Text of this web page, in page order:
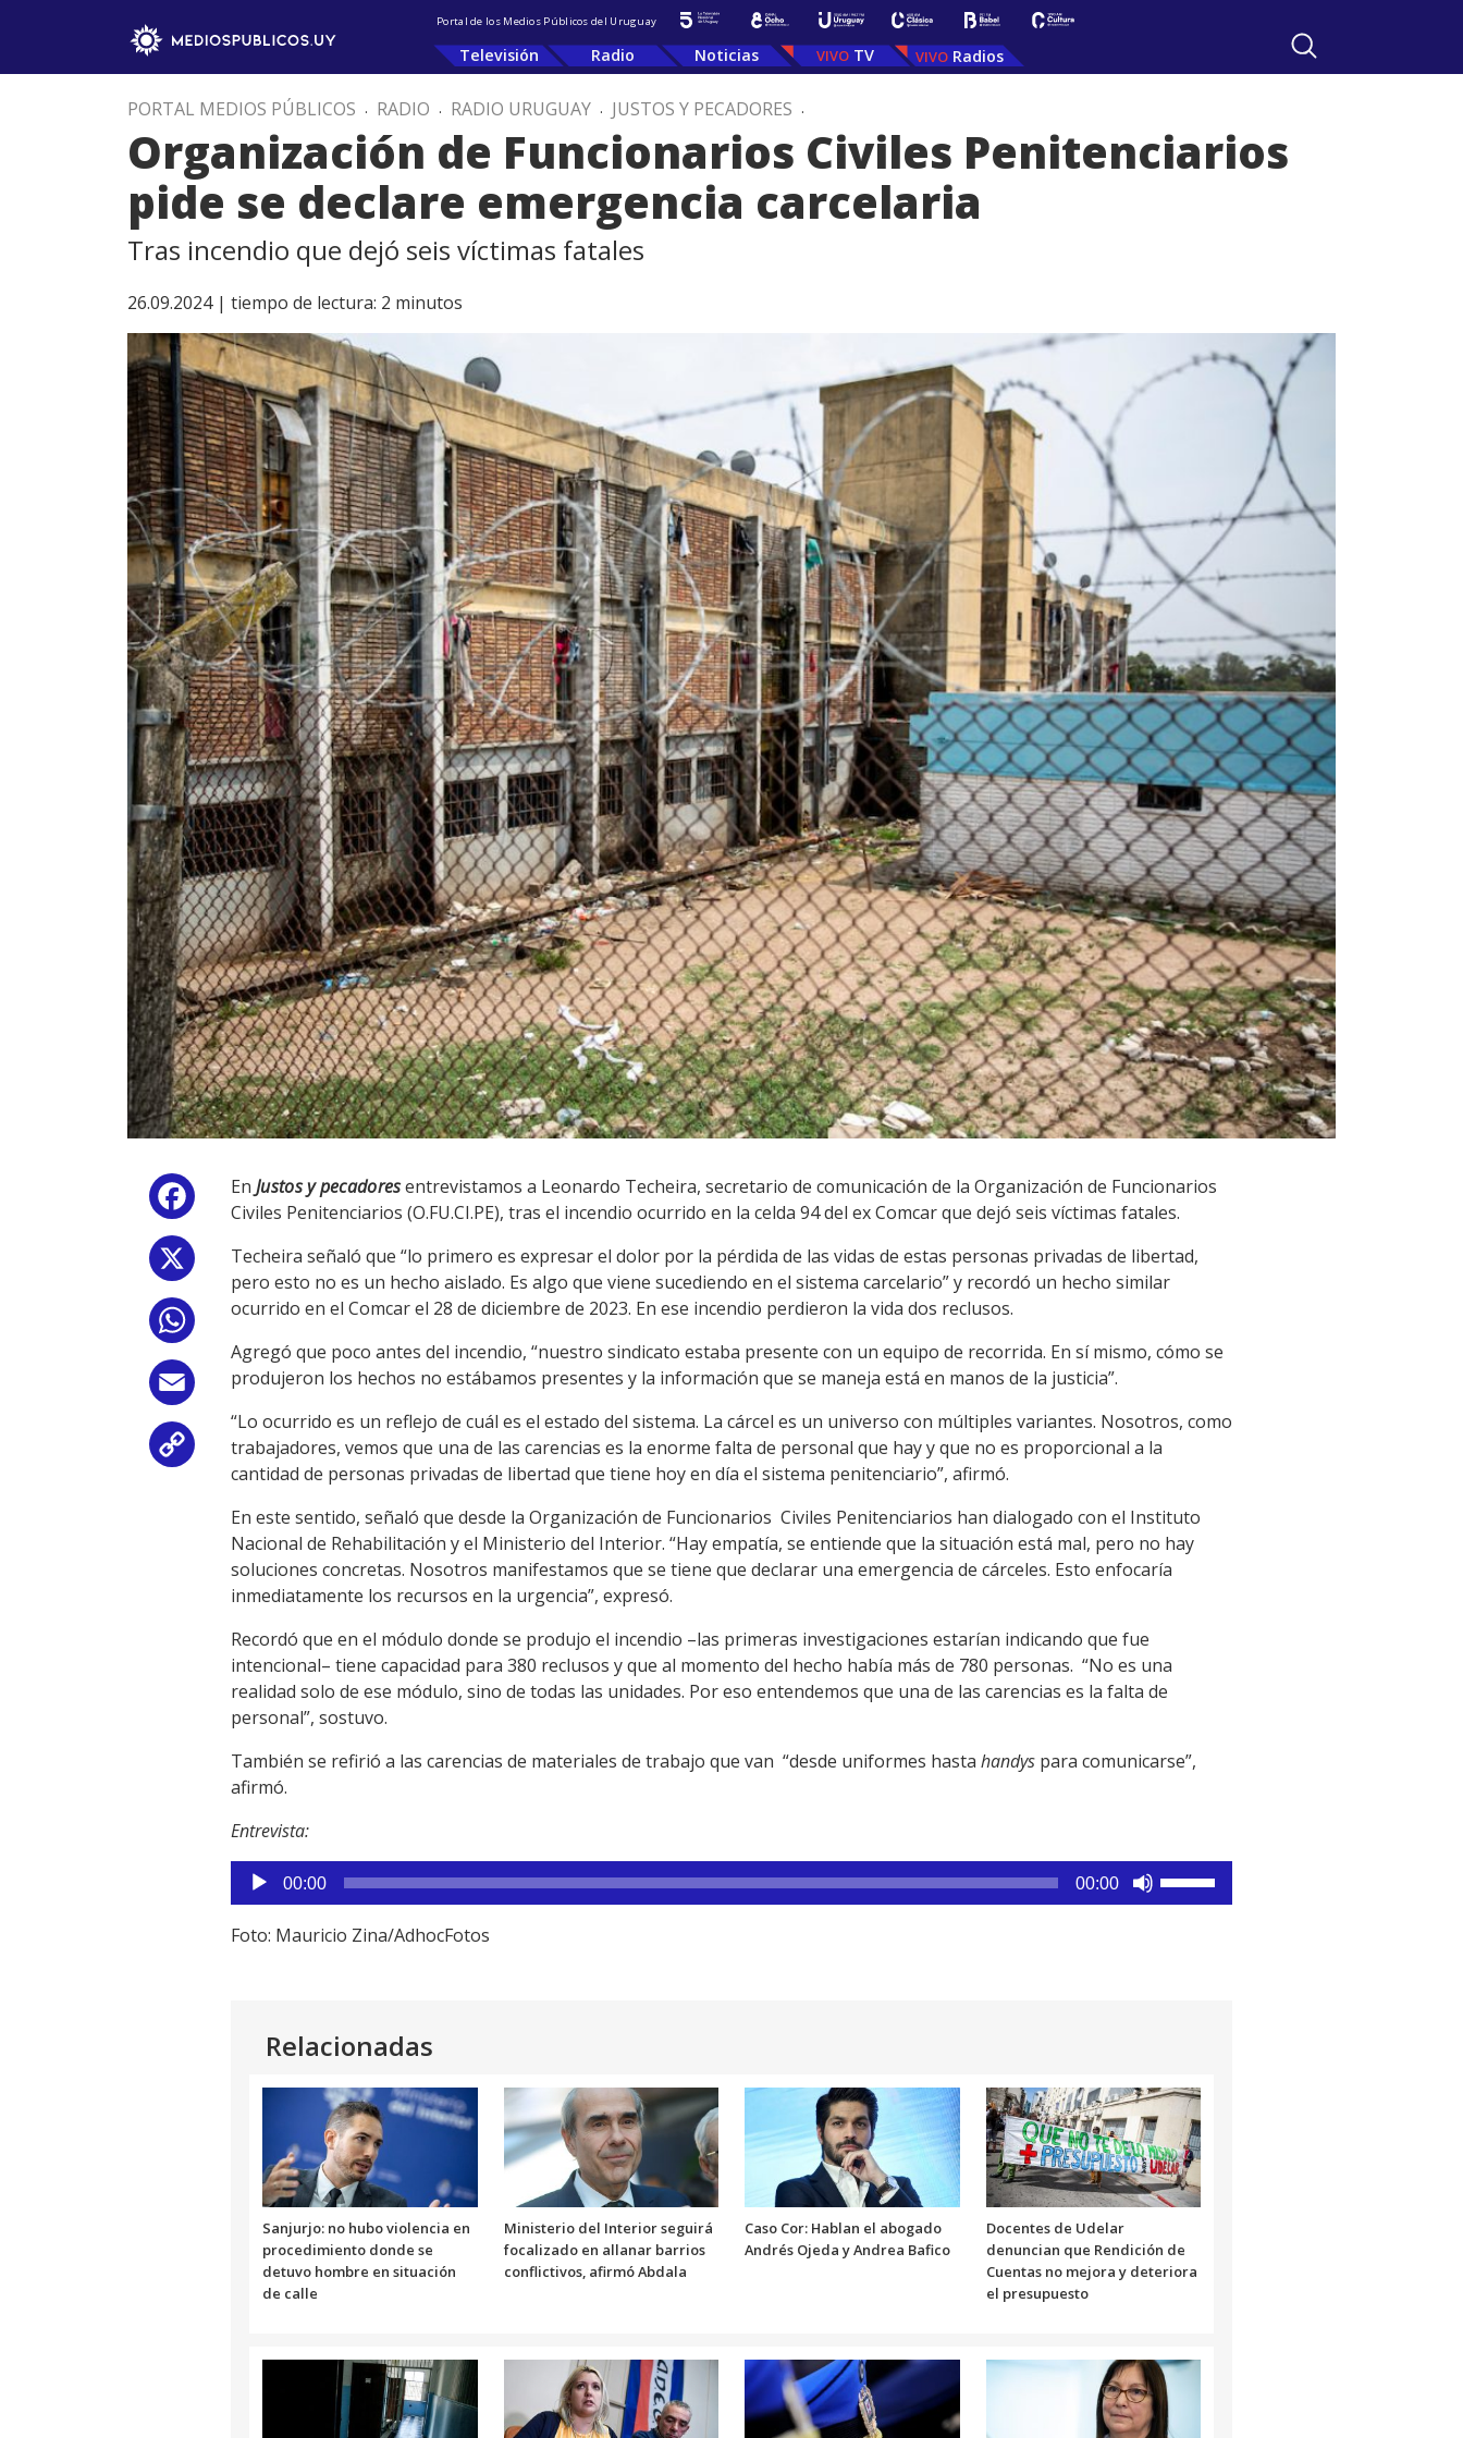
Portal de los Medios Públicos del Uruguay
Televisión Radio Noticias TV Radios
PORTAL MEDIOS PÚBLICOS . RADIO . RADIO URUGUAY . JUSTOS Y PECADORES .
Organización de Funcionarios Civiles Penitenciarios
pide se declare emergencia carcelaria
Tras incendio que dejó seis víctimas fatales
26.09.2024 | tiempo de lectura: 2 minutos
Facebook
Email
Copy
En Justos y pecadoresentrevistamos a Leonardo Techeira, secretario de comunicación de la Organización de Funcionarios
Civiles Penitenciarios (O.FU.CI.PE), tras el incendio ocurrido en la celda 94 del ex Comcar que dejó seis víctimas fatales.
Techeira señaló que “lo primero es expresar el dolor por la pérdida de las vidas de estas personas privadas de libertad,
pero esto no es un hecho aislado. Es algo que viene sucediendo en el sistema carcelario” y recordó un hecho similar
ocurrido en el Comcar el 28 de diciembre de 2023. En ese incendio perdieron la vida dos reclusos.
Agregó que poco antes del incendio, “nuestro sindicato estaba presente con un equipo de recorrida. En sí mismo, cómo se
produjeron los hechos no estábamos presentes y la información que se maneja está en manos de la justicia”.
“Lo ocurrido es un reflejo de cuál es el estado del sistema. La cárcel es un universo con múltiples variantes. Nosotros, como
trabajadores, vemos que una de las carencias es la enorme falta de personal que hay y que no es proporcional a la
cantidad de personas privadas de libertad que tiene hoy en día el sistema penitenciario”, afirmó.
En este sentido, señaló que desde la Organización de Funcionarios Civiles Penitenciarios han dialogado con el Instituto
Nacional de Rehabilitación y el Ministerio del Interior. “Hay empatía, se entiende que la situación está mal, pero no hay
soluciones concretas. Nosotros manifestamos que se tiene que declarar una emergencia de cárceles. Esto enfocaría
inmediatamente los recursos en la urgencia”, expresó.
Recordó que en el módulo donde se produjo el incendio –las primeras investigaciones estarían indicando que fue
intencional– tiene capacidad para 380 reclusos y que al momento del hecho había más de 780 personas. “No es una
realidad solo de ese módulo, sino de todas las unidades. Por eso entendemos que una de las carencias es la falta de
personal”, sostuvo.
También se refirió a las carencias de materiales de trabajo que van “desde uniformes hasta handys para comunicarse”,
afirmó.
Entrevista:
Reproductor
de
audio
00:00 00:00
disminuir
volumen.
Foto: Mauricio Zina/AdhocFotos
Relacionadas
Sanjurjo: no hubo violencia en
procedimiento donde se
detuvo hombre en situación
de calle
Ministerio del Interior seguirá
focalizado en allanar barrios
conflictivos, afirmó Abdala
Caso Cor: Hablan el abogado
Andrés Ojeda y Andrea Bafico
Docentes de Udelar
denuncian que Rendición de
Cuentas no mejora y deteriora
el presupuesto